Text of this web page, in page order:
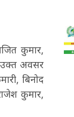
कुमार,
उक्त अवसर
बिनोद
कुमार,